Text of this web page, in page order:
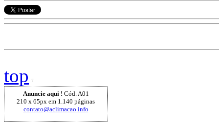
top
Anuncie aqui ! Cód. A01
210 x 65px em 1.140 páginas
contato@aclimacao.info